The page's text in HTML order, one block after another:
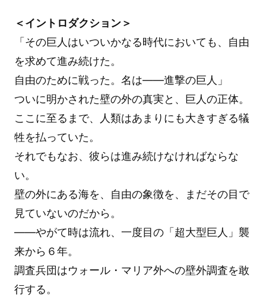
＜イントロダクション＞
「その巨人はいついかなる時代においても、自由
を求めて進み続けた。
自由のために戦った。名は――進撃の巨人」
ついに明かされた壁の外の真実と、巨人の正体。
ここに至るまで、人類はあまりにも大きすぎる犠
牲を払っていた。
それでもなお、彼らは進み続けなければならな
い。
壁の外にある海を、自由の象徴を、まだその目で
見ていないのだから。
――やがて時は流れ、一度目の「超大型巨人」襲
来から６年。
調査兵団はウォール・マリア外への壁外調査を敢
行する。